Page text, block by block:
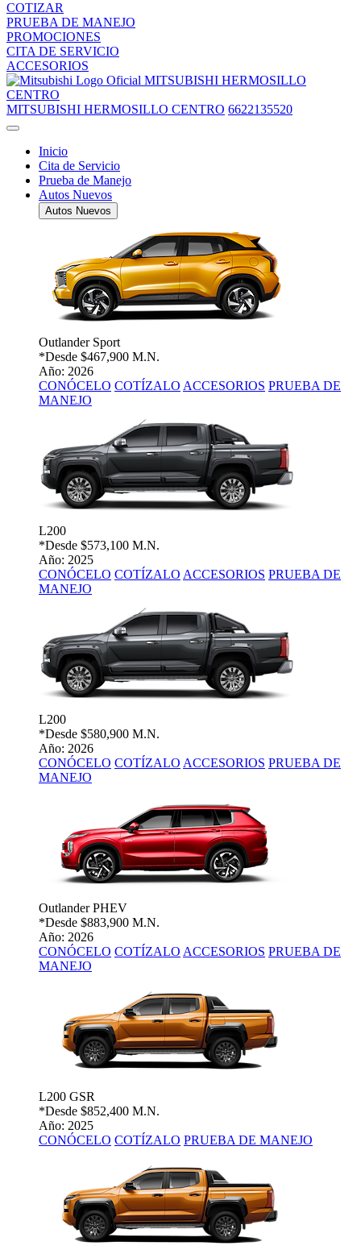
COTIZAR
PRUEBA DE MANEJO
PROMOCIONES
CITA DE SERVICIO
ACCESORIOS
MITSUBISHI HERMOSILLO
CENTRO
MITSUBISHI HERMOSILLO CENTRO 6622135520
Inicio
Cita de Servicio
Prueba de Manejo
Autos Nuevos
Autos Nuevos
Outlander Sport
*Desde $467,900 M.N.
Año: 2026
CONÓCELO COTÍZALO ACCESORIOS PRUEBA DE
MANEJO
L200
*Desde $573,100 M.N.
Año: 2025
CONÓCELO COTÍZALO ACCESORIOS PRUEBA DE
MANEJO
L200
*Desde $580,900 M.N.
Año: 2026
CONÓCELO COTÍZALO ACCESORIOS PRUEBA DE
MANEJO
Outlander PHEV
*Desde $883,900 M.N.
Año: 2026
CONÓCELO COTÍZALO ACCESORIOS PRUEBA DE
MANEJO
L200 GSR
*Desde $852,400 M.N.
Año: 2025
CONÓCELO COTÍZALO PRUEBA DE MANEJO